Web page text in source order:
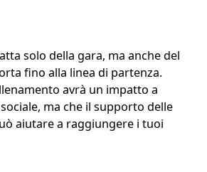
solo della gara, ma anche del
fino alla linea di partenza.
avrà un impatto a
ma che il supporto delle
aiutare a raggiungere i tuoi